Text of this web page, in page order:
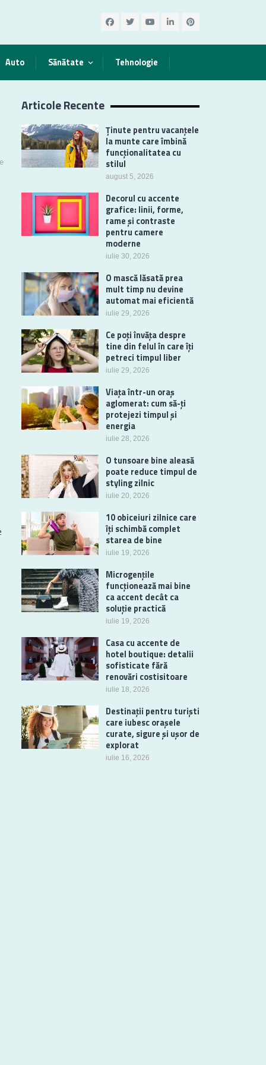
Auto Sănătate Tehnologie
Articole Recente
Ținute pentru vacanțele
la munte care îmbină
funcționalitatea cu
stilul
august 5, 2026
Decorul cu accente
grafice: linii, forme,
rame și contraste
pentru camere
moderne
iulie 30, 2026
O mască lăsată prea
mult timp nu devine
automat mai eficientă
iulie 29, 2026
Ce poți învăța despre
tine din felul în care îți
petreci timpul liber
iulie 29, 2026
Viața într-un oraș
aglomerat: cum să-ți
protejezi timpul și
energia
iulie 28, 2026
O tunsoare bine aleasă
poate reduce timpul de
styling zilnic
iulie 20, 2026
10 obiceiuri zilnice care
îți schimbă complet
starea de bine
iulie 19, 2026
Microgențile
funcționează mai bine
ca accent decât ca
soluție practică
iulie 19, 2026
Casa cu accente de
hotel boutique: detalii
sofisticate fără
renovări costisitoare
iulie 18, 2026
Destinații pentru turiști
care iubesc orașele
curate, sigure și ușor de
explorat
iulie 16, 2026